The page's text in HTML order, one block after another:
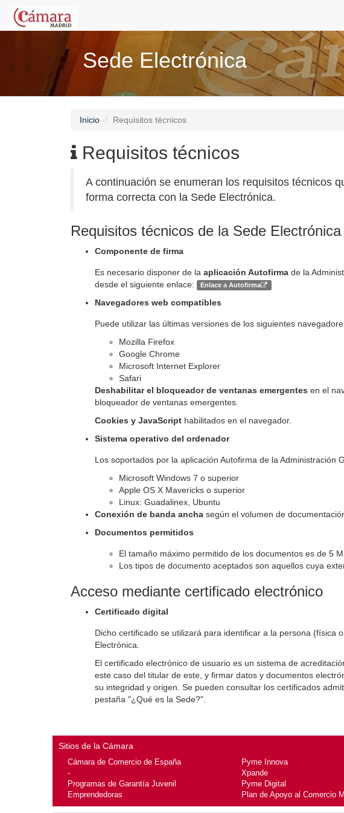
Sede Electrónica
Inicio Requisitos técnicos
Requisitos técnicos
A continuación se enumeran los requisitos técnicos
forma correcta con la Sede Electrónica.
Requisitos técnicos de la Sede Electrónica
Componente de firma
Es necesario disponer de la aplicación Autofirma de la
desde el siguiente enlace:
Enlace a Autofirma
Navegadores web compatibles
Puede utilizar las últimas versiones de los siguientes
Mozilla Firefox
Google Chrome
Microsoft Internet Explorer
Safari
Deshabilitar el bloqueador de ventanas emergentes en el
bloqueador de ventanas emergentes.
Cookies y JavaScript habilitados en el navegador.
Sistema operativo del ordenador
Los soportados por la aplicación Autofirma de la Administración
Microsoft Windows 7 o superior
Apple OS X Mavericks o superior
Linux: Guadalinex, Ubuntu
Conexión de banda ancha según el volumen de
Documentos permitidos
El tamaño máximo permitido de los documentos es de 5
Los tipos de documento aceptados son aquellos cuya
Acceso mediante certificado electrónico
Certificado digital
Dicho certificado se utilizará para identificar a la persona (física
Electrónica.
El certificado electrónico de usuario es un sistema de
este caso del titular de este, y firmar datos y documentos
su integridad y origen. Se pueden consultar los certificados
pestaña "¿Qué es la Sede?".
Sitios de la Cámara
Cámara de Comercio de España
-
Programas de Garantía Juvenil
Emprendedoras
Pyme Innova
Xpande
Pyme Digital
Plan de Apoyo al Comercio